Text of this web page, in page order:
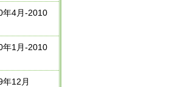
年4月-2010
年1月-2010
12月